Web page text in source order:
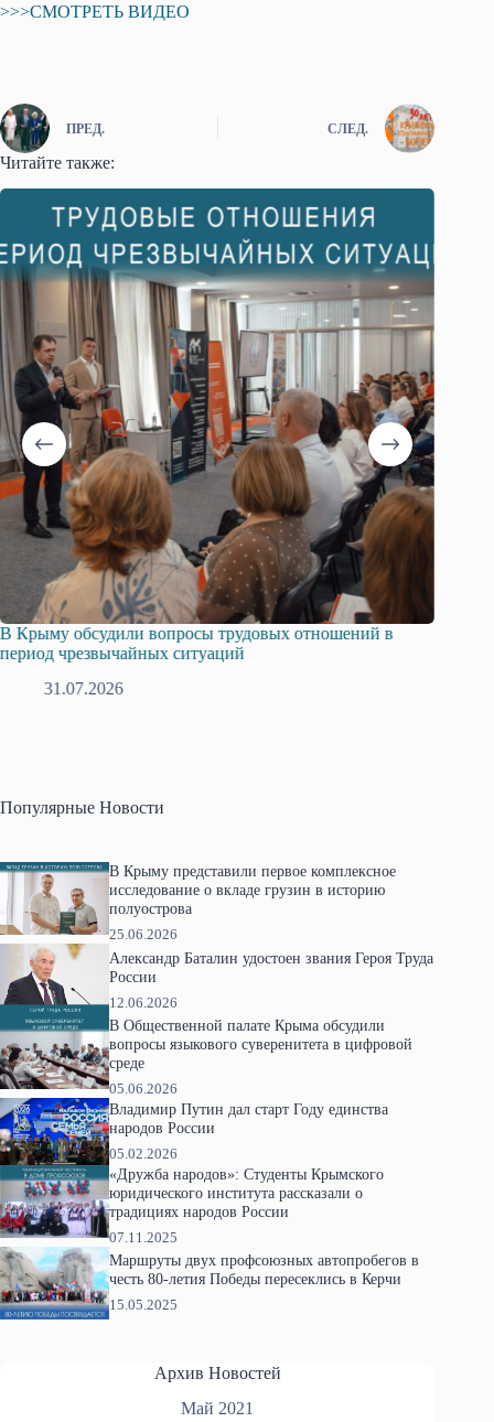
>>>СМОТРЕТЬ ВИДЕО
ПРЕД. СЛЕД.
Читайте также:
В Крыму обсудили вопросы трудовых отношений в
период чрезвычайных ситуаций
31.07.2026
Популярные Новости
В Крыму представили первое комплексное
исследование о вкладе грузин в историю
полуострова
25.06.2026
Александр Баталин удостоен звания Героя Труда
России
12.06.2026
В Общественной палате Крыма обсудили
вопросы языкового суверенитета в цифровой
среде
05.06.2026
Владимир Путин дал старт Году единства
народов России
05.02.2026
«Дружба народов»: Студенты Крымского
юридического института рассказали о
традициях народов России
07.11.2025
Маршруты двух профсоюзных автопробегов в
честь 80-летия Победы пересеклись в Керчи
15.05.2025
Архив Новостей
Май 2021